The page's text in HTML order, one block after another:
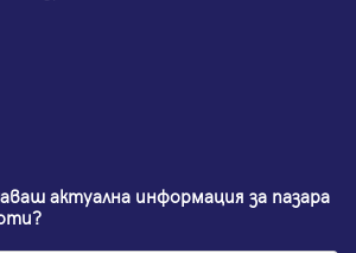
актуална информация за пазара